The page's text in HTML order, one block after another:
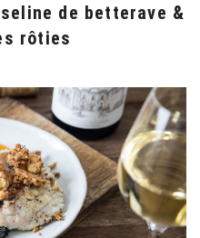
de betterave &
rôties